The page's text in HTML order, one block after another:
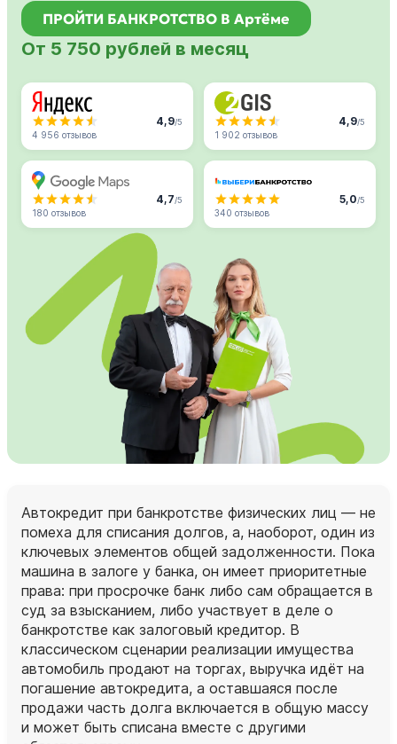
ПРОЙТИ БАНКРОТСТВО В Артёме
От 5 750 рублей в месяц
4,9/5
4 956 отзывов
4,9/5
1 902 отзывов
4,7/5
180 отзывов
5,0/5
340 отзывов
Автокредит при банкротстве физических лиц — не
помеха для списания долгов, а, наоборот, один из
ключевых элементов общей задолженности. Пока
машина в залоге у банка, он имеет приоритетные
права: при просрочке банк либо сам обращается в
суд за взысканием, либо участвует в деле о
банкротстве как залоговый кредитор. В
классическом сценарии реализации имущества
автомобиль продают на торгах, выручка идёт на
погашение автокредита, а оставшаяся после
продажи часть долга включается в общую массу
и может быть списана вместе с другими